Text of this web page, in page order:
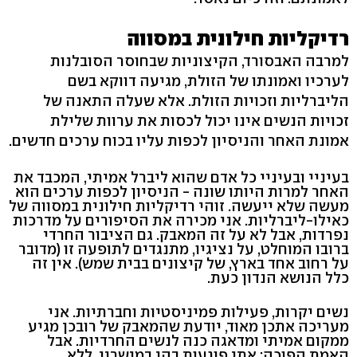
רדיקליות חילונית במסווה
למרבה האבסורד, הקיצוניות שבחוסר הסובלנות
לערכיו ואמונתו של הזולת, מגיעה דווקא בשם
הליברליות וזכויות הזולת. אלא שעלה התאנה של
זכויות הנשים אינו יכול לכסות את ערוות שלילת
אמונת האחר והניסיון לכפות עליו בכוח ערכים חדשים.
בעיניי ובעיניי כל אדם שהוא ליברל אמיתי, המכבד את
האחר למרות היותו שונה - הניסיון לכפות ערכים הוא
מעשה שלא ייעשה. זוהי רדיקליות חילונית במסווה של
כאילו-ליברליות. אני מכירה את הסיפורים על מדרכות
נפרדות, אבל לא על זה המאבק. גם הציבור החרדי
ברובו המוחלט, על נציגיו, מתנגדים לתופעה זו (מדובר
על רחוב אחד בארץ, של קיצונים בבית שמש). אין זה
כלל הנושא הנדון כעת.
נשים יקרות, פעילות פמיניסטיות וחברתיות. אני
מעריכה אתכן מאוד, יודעת שהמאבק של רובכן מגיע
ממקום אמיתי ומדאגה כנה לנשים החרדיות. אבל